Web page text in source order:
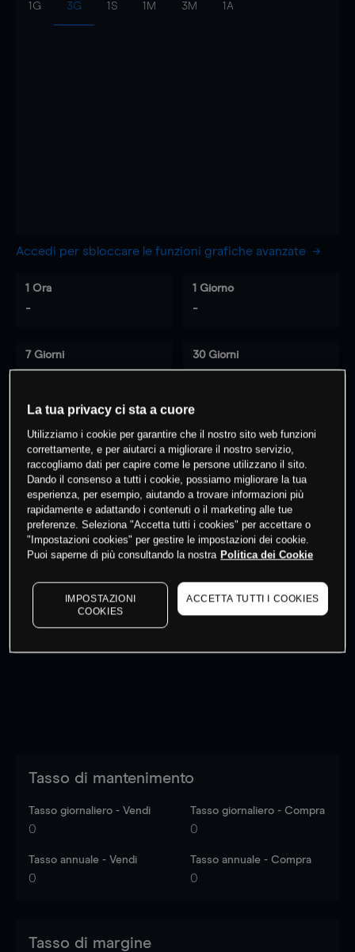
1G 3G 1S 1M 3M 1A
Accedi per sbloccare le funzioni grafiche avanzate
1 Ora
-
1 Giorno
-
7 Giorni
-
30 Giorni
-
0% dei clienti hanno posizionisu
questo prodotto
Fai trading
I prezzi sono solo indicativi.
Tasso di mantenimento
Tasso giornaliero - Vendi
0
Tasso giornaliero - Compra
0
Tasso annuale - Vendi
0
Tasso annuale - Compra
0
Tasso di margine
La tua privacy ci sta a cuore
Utilizziamo i cookie per garantire che il nostro sito web funzioni
correttamente, e per aiutarci a migliorare il nostro servizio,
raccogliamo dati per capire come le persone utilizzano il sito.
Dando il consenso a tutti i cookie, possiamo migliorare la tua
esperienza, per esempio, aiutando a trovare informazioni più
rapidamente e adattando i contenuti o il marketing alle tue
preferenze. Seleziona "Accetta tutti i cookies" per accettare o
"Impostazioni cookies" per gestire le impostazioni dei cookie.
Puoi saperne di più consultando la nostra Politica dei Cookie
IMPOSTAZIONI
COOKIES
ACCETTA TUTTI I COOKIES